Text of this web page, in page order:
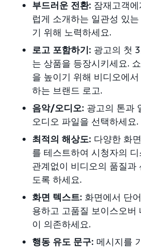
부드러운 전환: 잠재고객
럽게 소개하는 일관성 있
기 위해 노력하세요.
로고 포함하기: 광고의 첫
는 상품을 등장시키세요.
을 높이기 위해 비디오에
하는 브랜드 로고.
음악/오디오: 광고의 톤과
오디오 파일을 선택하세요.
최적의 해상도: 다양한 화
를 테스트하여 시청자의
관계없이 비디오의 품질과
도록 하세요.
화면 텍스트: 화면에서 단
용하고 고품질 보이스오버
이 의존하세요.
행동 유도 문구: 메시지를